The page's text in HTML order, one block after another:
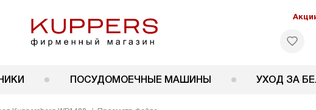
ПОСУДОМОЕЧНЫЕ МАШИНЫ УХОД ЗА